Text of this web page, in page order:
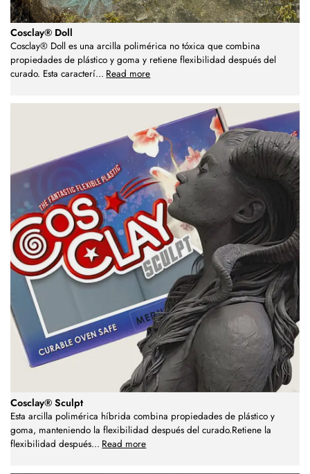
Cosclay® Doll
Cosclay® Doll es una arcilla polimérica no tóxica que combina
propiedades de plástico y goma y retiene flexibilidad después del
curado. Esta caracterí... Read more
Cosclay® Sculpt
Esta arcilla polimérica híbrida combina propiedades de plástico y
goma, manteniendo la flexibilidad después del curado.Retiene la
flexibilidad después... Read more